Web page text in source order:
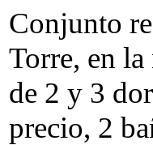
Conjunto
Torre, en
de 2 y 3
precio, 2